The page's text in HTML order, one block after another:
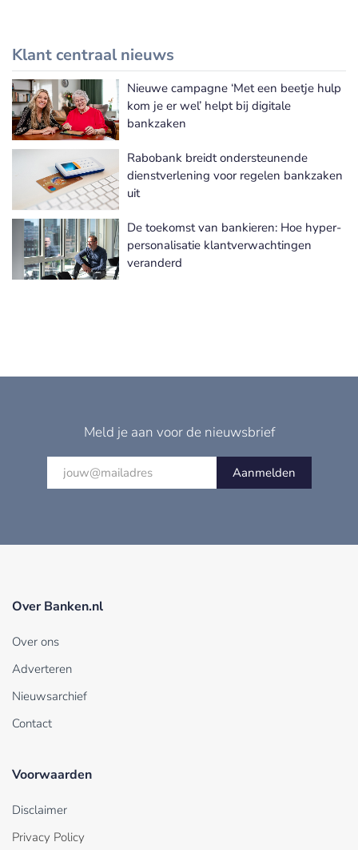
Klant centraal nieuws
Meer Klant centraal nieuws
Nieuwe campagne ‘Met een beetje hulp
kom je er wel’ helpt bij digitale
bankzaken
Rabobank breidt ondersteunende
dienstverlening voor regelen bankzaken
uit
De toekomst van bankieren: Hoe hyper-
personalisatie klantverwachtingen
veranderd
Meld je aan voor de nieuwsbrief
Aanmelden
Over Banken.nl
Over ons
Adverteren
Nieuwsarchief
Contact
Voorwaarden
Disclaimer
Privacy Policy